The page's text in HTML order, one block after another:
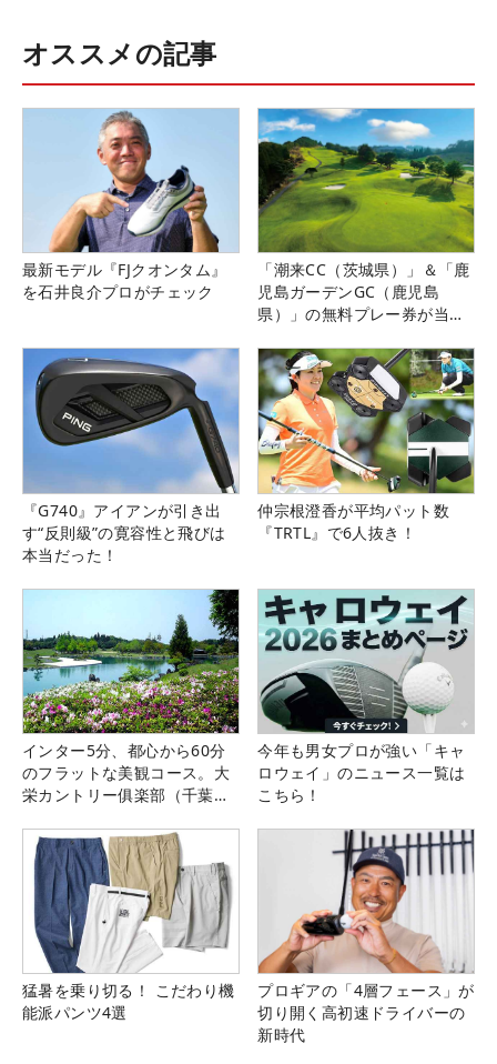
オススメの記事
最新モデル『FJクオンタム』
を石井良介プロがチェック
「潮来CC（茨城県）」＆「鹿
児島ガーデンGC（鹿児島
県）」の無料プレー券が当た
『G740』アイアンが引き出
す“反則級”の寛容性と飛びは
本当だった！
仲宗根澄香が平均パット数
『TRTL』で6人抜き！
インター5分、都心から60分
のフラットな美観コース。大
栄カントリー俱楽部（千葉
今年も男女プロが強い「キャ
ロウェイ」のニュース一覧は
こちら！
猛暑を乗り切る！ こだわり機
能派パンツ4選
プロギアの「4層フェース」が
切り開く高初速ドライバーの
新時代